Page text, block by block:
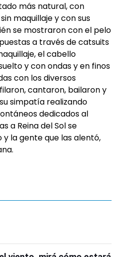
más natural, con
maquillaje y con sus
se mostraron con el pelo
a través de catsuits
el cabello
y con ondas y en finos
con los diversos
cantaron, bailaron y
simpatía realizando
dedicados al
a Reina del Sol se
la gente que las alentó,